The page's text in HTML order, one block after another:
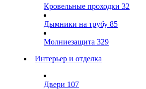
Кровельные проходки 32
Дымники на трубу 85
Молниезащита 329
Интерьер и отделка
Двери 107